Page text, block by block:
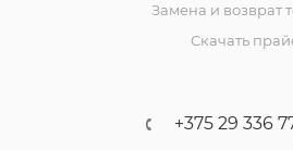
Замена и возврат
Скачать
+375 29 336